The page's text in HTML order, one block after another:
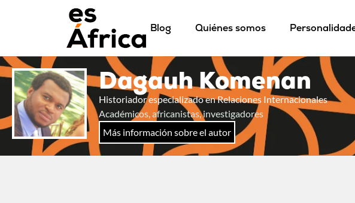
Blog Quiénes somos
Dagauh Komenan
Historiador especializado en Relaciones Internacionales
Académicos, africanistas, investigadores
Más información sobre el autor